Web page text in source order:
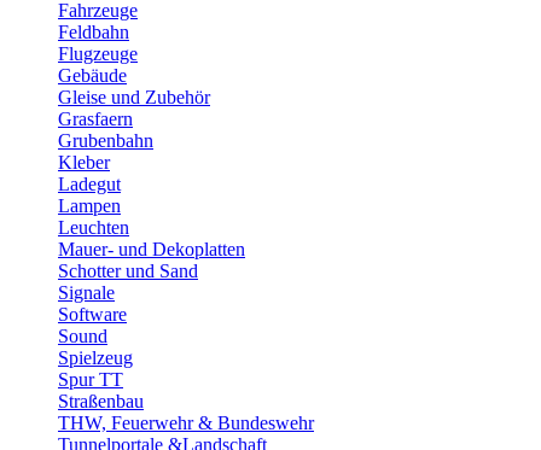
Fahrzeuge
Feldbahn
Flugzeuge
Gebäude
Gleise und Zubehör
Grasfaern
Grubenbahn
Kleber
Ladegut
Lampen
Leuchten
Mauer- und Dekoplatten
Schotter und Sand
Signale
Software
Sound
Spielzeug
Spur TT
Straßenbau
THW, Feuerwehr & Bundeswehr
Tunnelportale &Landschaft